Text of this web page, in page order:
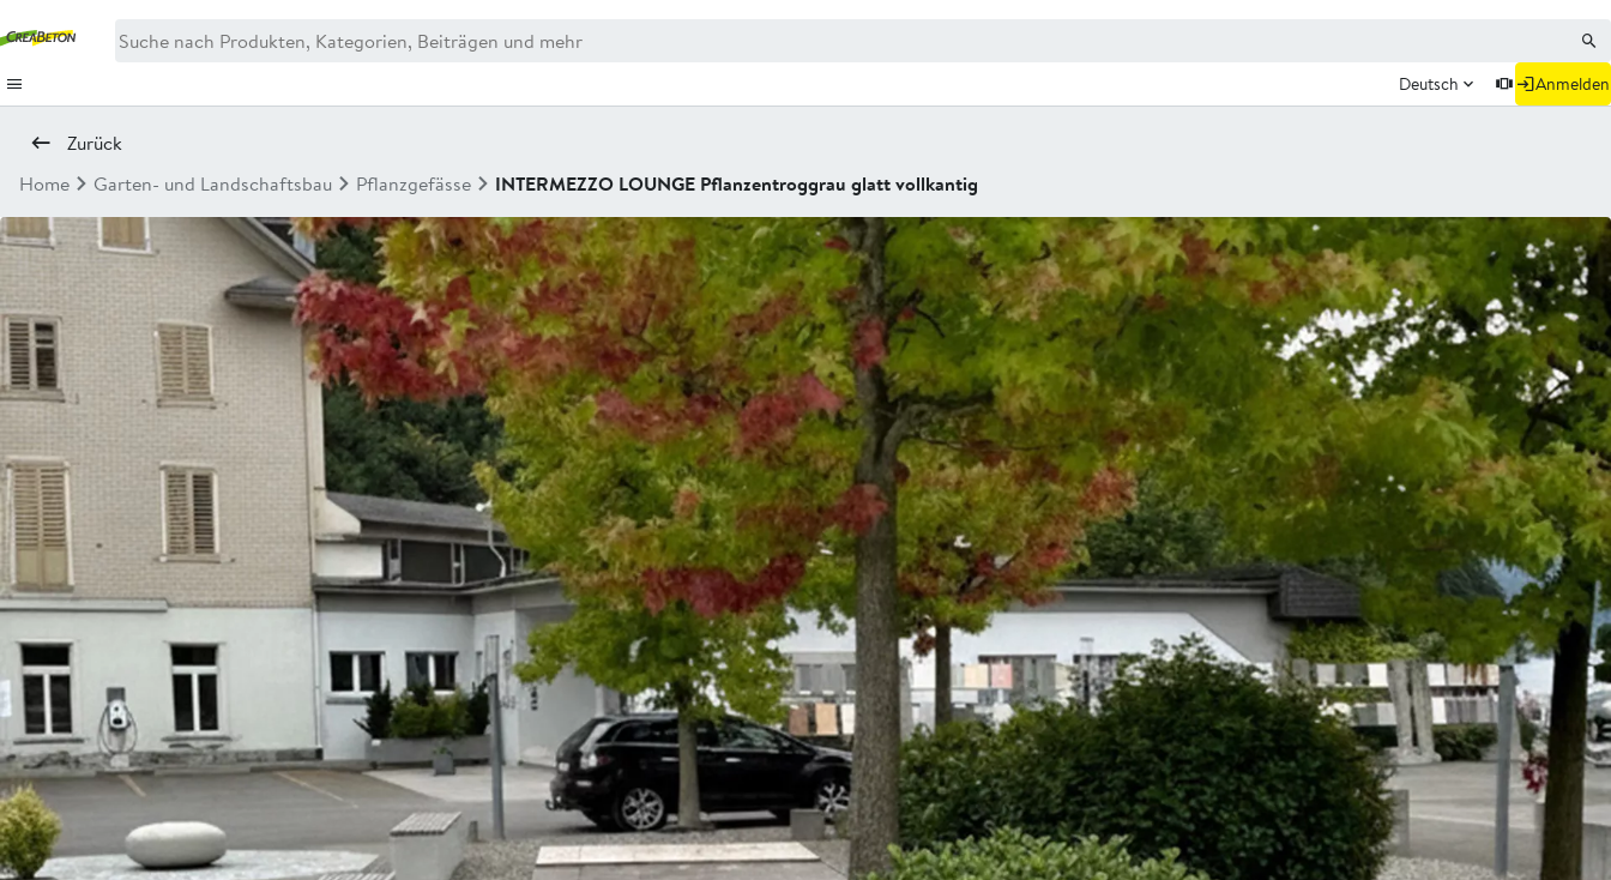
Deutsch Anmelden
Zurück
Home
Garten- und Landschaftsbau Pflanzgefässe INTERMEZZO LOUNGE Pflanzentroggrau glatt vollkantig